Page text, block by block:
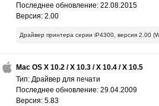
Последнее обновление: 22.08.2015
Версия: 2.00
Драйвер принтера серии iP4300, версия 2.00
Mac OS X 10.2 / X 10.3 / X 10.4 / X 10.5
Тип: Драйвер для печати
Последнее обновление: 29.04.2009
Версия: 5.83